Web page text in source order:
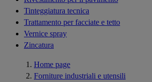
Tinteggiatura tecnica
Trattamento per facciate e tetto
Vernice spray
Zincatura
Home page
Forniture industriali e utensili